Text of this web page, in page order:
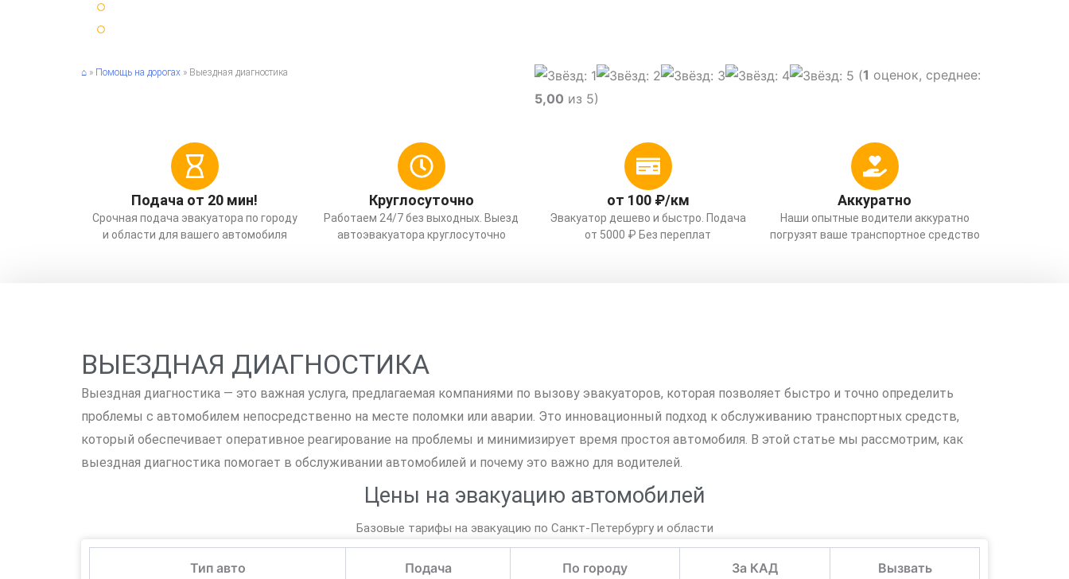
⌂ » Помощь на дорогах » Выездная диагностика (1 оценок, среднее:
5,00 из 5)
Подача от 20 мин!
Срочная подача эвакуатора по городу
и области для вашего автомобиля
Круглосуточно
Работаем 24/7 без выходных. Выезд
автоэвакуатора круглосуточно
от 100 ₽/км
Эвакуатор дешево и быстро. Подача
от 5000 ₽ Без переплат
Аккуратно
Наши опытные водители аккуратно
погрузят ваше транспортное средство
ВЫЕЗДНАЯ ДИАГНОСТИКА
Выездная диагностика — это важная услуга, предлагаемая компаниями по вызову эвакуаторов, которая позволяет быстро и точно определить
проблемы с автомобилем непосредственно на месте поломки или аварии. Это инновационный подход к обслуживанию транспортных средств,
который обеспечивает оперативное реагирование на проблемы и минимизирует время простоя автомобиля. В этой статье мы рассмотрим, как
выездная диагностика помогает в обслуживании автомобилей и почему это важно для водителей.
Цены на эвакуацию автомобилей
Базовые тарифы на эвакуацию по Санкт-Петербургу и области
Тип авто Подача По городу За КАД Вызвать